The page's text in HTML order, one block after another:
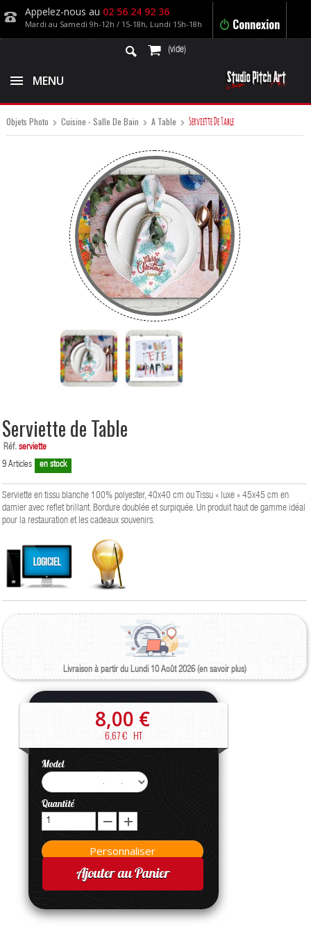
Connexion
Appelez-nous au 02 56 24 92 36
Mardi au Samedi 9h-12h / 15-18h, Lundi 15h-18h
(vide)
MENU
Objets Photo Cuisine - Salle De Bain A Table Serviette De Table
Serviette de Table
Réf. serviette
9 Articles en stock
Serviette en tissu blanche 100% polyester, 40x40 cm ou Tissu « luxe » 45x45 cm en
damier avec reflet brillant. Bordure doublée et surpiquée. Un produit haut de gamme idéal
pour la restauration et les cadeaux souvenirs.
Livraison à partir du Lundi 10 Août 2026 (en savoir plus)
8,00 €
6,67 € HT
Model
Quantité
Ajouter au Panier